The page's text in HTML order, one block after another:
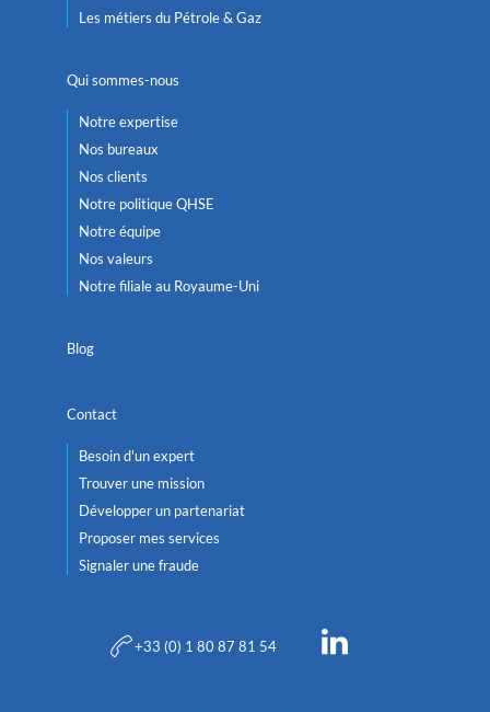
Les métiers du Pétrole & Gaz
Qui sommes-nous
Notre expertise
Nos bureaux
Nos clients
Notre politique QHSE
Notre équipe
Nos valeurs
Notre filiale au Royaume-Uni
Blog
Contact
Besoin d'un expert
Trouver une mission
Développer un partenariat
Proposer mes services
Signaler une fraude
+33 (0) 1 80 87 81 54